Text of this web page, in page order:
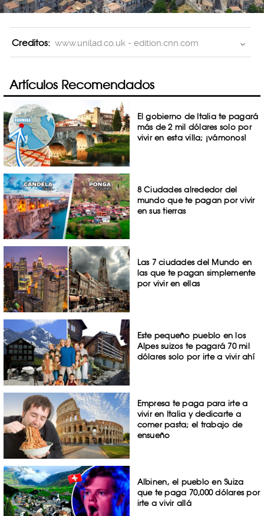
Creditos: www.unilad.co.uk - edition.cnn.com
Artículos Recomendados
El gobierno de Italia te pagará
más de 2 mil dólares solo por
vivir en esta villa; ¡vámonos!
8 Ciudades alrededor del
mundo que te pagan por vivir
en sus tierras
Las 7 ciudades del Mundo en
las que te pagan simplemente
por vivir en ellas
Este pequeño pueblo en los
Alpes suizos te pagará 70 mil
dólares solo por irte a vivir ahí
Empresa te paga para irte a
vivir en Italia y dedicarte a
comer pasta; el trabajo de
ensueño
Albinen, el pueblo en Suiza
que te paga 70,000 dólares por
irte a vivir allá